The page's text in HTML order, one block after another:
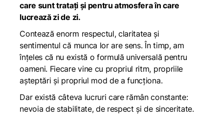
care sunt tratați și pentru atmosfera în care
lucrează zi de zi.
Contează enorm respectul, claritatea și
sentimentul că munca lor are sens. În timp, am
înțeles că nu există o formulă universală pentru
oameni. Fiecare vine cu propriul ritm, propriile
așteptări și propriul mod de a funcționa.
Dar există câteva lucruri care rămân constante:
nevoia de stabilitate, de respect și de sinceritate.